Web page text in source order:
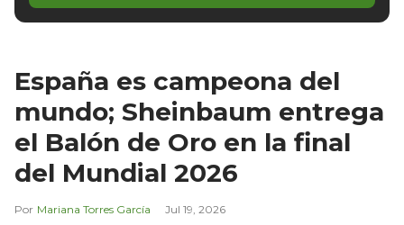
España es campeona del
mundo; Sheinbaum entrega
el Balón de Oro en la final
del Mundial 2026
Mariana Torres García Jul 19, 2026